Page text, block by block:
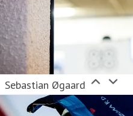
Sebastian Øgaard